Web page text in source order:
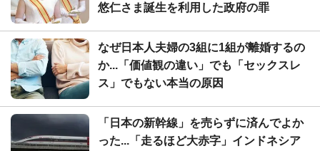
悠仁さま誕生を利用した政府の罪
なぜ日本人夫婦の3組に1組が離婚するの
か...「価値観の違い」でも「セックスレ
ス」でもない本当の原因
「日本の新幹線」を売らずに済んでよか
った...「走るほど大赤字」インドネシア